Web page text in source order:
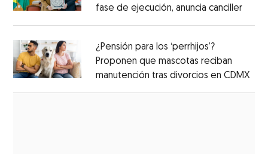
fase de ejecución, anuncia canciller
¿Pensión para los ‘perrhijos’?
Proponen que mascotas reciban
manutención tras divorcios en CDMX